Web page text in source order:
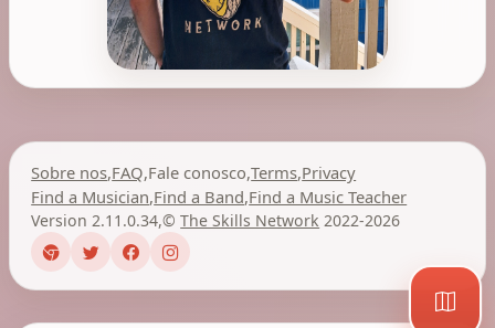
Sobre nos,FAQ,Fale conosco,Terms,Privacy
Find a Musician,Find a Band,Find a Music Teacher
Version 2.11.0.34,©The Skills Network 2022-2026